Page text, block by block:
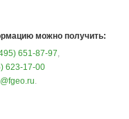
можно получить:
651-87-97,
623-17-00
.